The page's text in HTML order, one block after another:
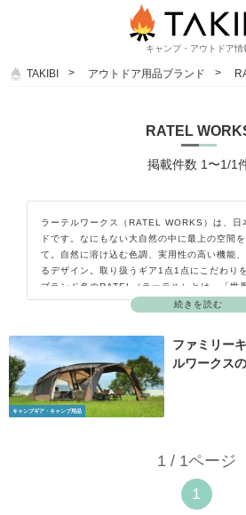
キャンプ・アウトドア情
TAKIBI アウトドア用品ブランド
RATEL
掲載件数 1〜1/1
続きを読む
ラーテルワークス（RATEL WORKS）は、日
ドです。なにもない大自然の中に最上の空間
て。自然に溶け込む色調、実用性の高い機能
るデザイン。取り扱うギア1点1点にこだわり
ブランド名のRATEL（ラーテル）とは、「世
（the most fearless animal）」としてギネ
を作り続ける」という熱い想いをユーザーに
発・製造・販売し続けています。
キャンプギア・キャンプ用品
ファミリー
ルワークス
1 / 1ページ
1